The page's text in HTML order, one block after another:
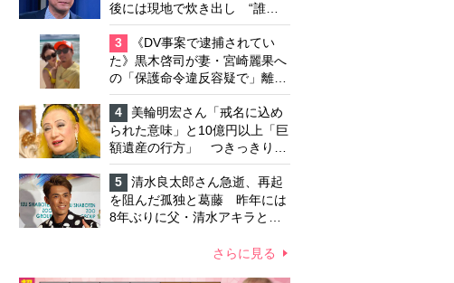
後には現地で炊き出し “誰に
も知られなくて良い”と、むし
ろ強まる福祉活動への思い
3
《DV事案で逮捕されてい
た》黒木啓司が妻・宮崎麗果へ
の「保護命令違反容疑で」離婚
協議は「第二ステージ」へ
4
美輪明宏さん「戒名に込め
られた意味」と10億円以上「巨
額遺産の行方」 つきっきりで
私生活をサポートしていた元俳
優が相続か
5
清水良太郎さん急逝、再起
を阻んだ孤独と葛藤 昨年には
8年ぶりに父・清水アキラと共
ていたが…周囲が懸念していた
さらに見る